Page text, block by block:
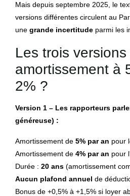
Mais depuis septembre 2025, le
versions différentes circulent au
une grande incertitude parmi les
Les trois
amortissement à
2% ?
Version 1 – Les rapporteurs
généreuse) :
Amortissement de 5% par an pour
Amortissement de 4% par an pour
Durée : 20 ans (amortissement
Aucun plafond annuel de
Bonus de +0,5% à +1,5% si loyer